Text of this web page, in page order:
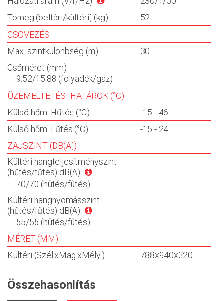
Tömeg (beltéri/kültéri) (kg)
52
CSÖVEZÉS
Max. szintkülönbség (m)
30
Csőméret (mm)
9.52/15.88 (folyadék/gáz)
ÜZEMELTETÉSI HATÁROK (°C)
Külső hőm. Hűtés (°C)
-15 - 46
Külső hőm. Fűtés (°C)
-15 - 24
ZAJSZINT (DB(A))
Kültéri hangteljesítményszint
(hűtés/fűtés) dB(A)
70/70 (hûtés/fûtés)
Kültéri hangnyomásszint
(hűtés/fűtés) dB(A)
55/55 (hûtés/fûtés)
MÉRET (MM)
Kültéri (Szél.xMag.xMély.)
788x940x320
Összehasonlítás